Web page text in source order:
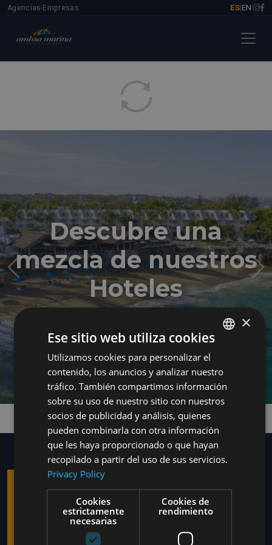
Agencias Empresas ES|EN
Descubre una
mezcla de nuestros
Hoteles
Anterior
AMHSA MARINA
HOTELS
Es una empresa con experiencia en la industria turistica que
SPANISH
×
Ese sitio web utiliza cookies
Utilizamos cookies para personalizar el
contenido, los anuncios y analizar nuestro
tráfico. También compartimos información
sobre su uso de nuestro sitio con nuestros
socios de publicidad y análisis, quienes
pueden combinarla con otra información
que les haya proporcionado o que hayan
recopilado a partir del uso de sus servicios.
Privacy Policy
Cookies
estrictamente
necesarias
Cookies de
rendimiento